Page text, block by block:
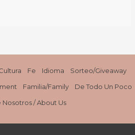
Fe Idioma
Sorteo/Giveaway
Familia/Family
De Todo Un Poco
Nosotros / About Us